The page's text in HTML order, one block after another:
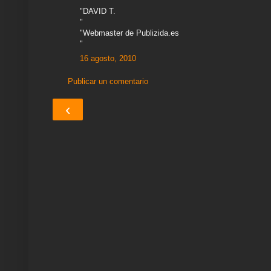
"DAVID T.
"
"Webmaster de Publizida.es
"
16 agosto, 2010
Publicar un comentario
‹